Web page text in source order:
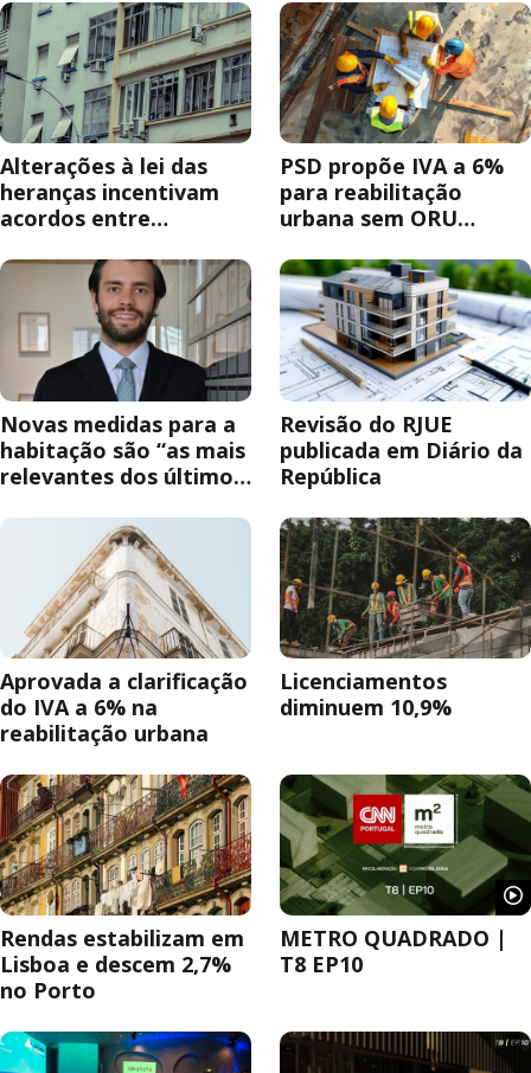
Alterações à lei das
heranças incentivam
acordos entre
PSD propõe IVA a 6%
para reabilitação
urbana sem ORU
Novas medidas para a
habitação são “as mais
relevantes dos últimos
Revisão do RJUE
publicada em Diário da
República
Aprovada a clarificação
do IVA a 6% na
reabilitação urbana
Licenciamentos
diminuem 10,9%
Rendas estabilizam em
Lisboa e descem 2,7%
no Porto
METRO QUADRADO |
T8 EP10